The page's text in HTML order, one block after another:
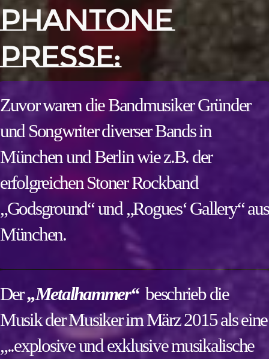
PHANTONE
PRESSE:
Zuvor waren die Bandmusiker Gründer
und Songwriter diverser Bands in
München und Berlin wie z.B. der
erfolgreichen Stoner Rockband
„Godsground“ und „Rogues‘ Gallery“ aus
München.
Der„Metalhammer“ beschrieb die
Musik der Musiker im März 2015 als eine
„..explosive und exklusive musikalische